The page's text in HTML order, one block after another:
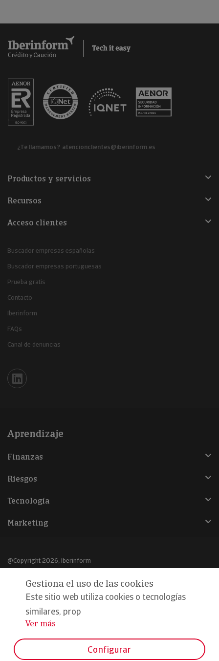
¿Te llamamos? atencionclientes@iberinform.es
Productos y servicios
Recursos
Acceso clientes
Buscador empresas españolas
Buscador empresas portuguesas
Prueba gratis
Contacto
Iberinform
FAQs
Canal de denuncias
Iberinform en Linkedin
Aprendizaje
Finanzas
Riesgos
Tecnología
Marketing
@Copyright 2026, Iberinform
Aviso legal
Política de cookies
Declaración de privacidad
Formamos parte de:
Gestiona el uso de las cookies
Este sitio web utiliza cookies o tecnologías
similares, prop
...
Ver más
Configurar